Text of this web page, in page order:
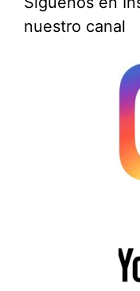
nuestro canal